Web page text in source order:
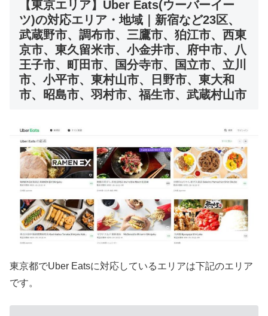
【東京エリア】Uber Eats(ウーバーイー
ツ)の対応エリア・地域｜新宿など23区、
武蔵野市、調布市、三鷹市、狛江市、西東
京市、東久留米市、小金井市、府中市、八
王子市、町田市、国分寺市、国立市、立川
市、小平市、東村山市、日野市、東大和
市、昭島市、羽村市、福生市、武蔵村山市
東京都でUber Eatsに対応しているエリアは下記のエリア
です。